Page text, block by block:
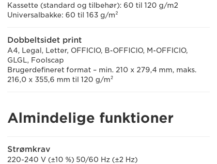
Kassette (standard og tilbehør): 60 til 120 g/m2
Universalbakke: 60 til 163 g/m²
Dobbeltsidet print
A4, Legal, Letter, OFFICIO, B-OFFICIO, M-OFFICIO,
GLGL, Foolscap
Brugerdefineret format – min. 210 x 279,4 mm, maks.
216,0 x 355,6 mm til 120 g/m²
Almindelige funktioner
Strømkrav
220-240 V (±10 %) 50/60 Hz (±2 Hz)